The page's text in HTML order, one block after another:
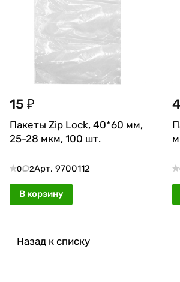
15 ₽
Пакеты Zip Lock, 40*60 мм,
25-28 мкм, 100 шт.
0 2Арт. 9700112
В корзину
Назад к списку